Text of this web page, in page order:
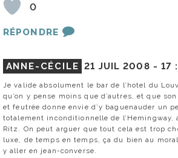
0
RÉPONDRE
ANNE-CÉCILE 21 JUIL 2008 -17
Je valide absolument le bar de l’hotel du
qu’on y pense moins que d’autres, et que
et feutrée donne envie d’y baguenauder un
totalement inconditionnelle de l’Hemingway,
Ritz. On peut arguer que tout cela est trop
luxe, de temps en temps, ça du bien au
y aller en jean-converse.